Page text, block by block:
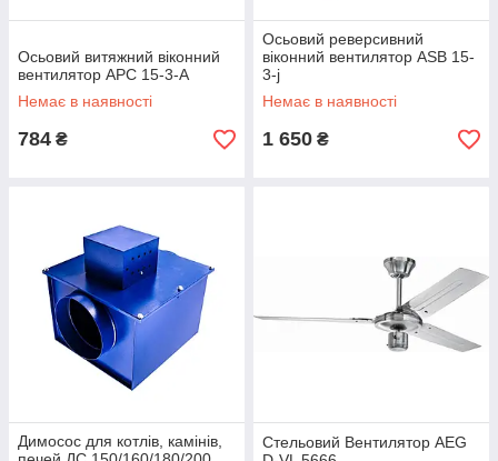
Осьовий витяжний віконний
вентилятор APC 15-3-A
Немає в наявності
784 ₴
Осьовий реверсивний
віконний вентилятор ASB 15-
3-j
Немає в наявності
1 650 ₴
Димосос для котлів, камінів,
Стельовий Вентилятор AEG